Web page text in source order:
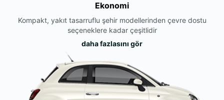
Ekonomi
Kompakt, yakıt tasarruflu şehir modellerinden çevre dostu
seçeneklere kadar çeşitlidir
daha fazlasını gör